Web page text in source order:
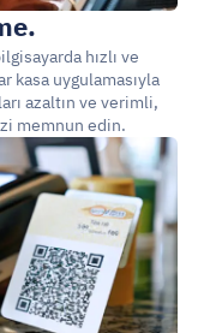
hızlı ve
kasa uygulamasıyla
azaltın ve verimli,
memnun edin.